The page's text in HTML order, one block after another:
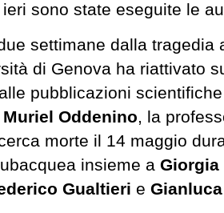
sono state eseguite le
settimane dalla tragedia
di Genova ha riattivato
pubblicazioni
Muriel Oddenino, la
morte il 14 maggio
insieme a Giorgia
Gualtieri e